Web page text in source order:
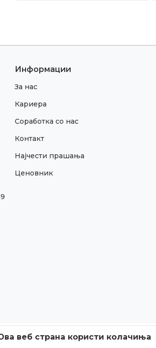
Информации
За нас
Кариера
Соработка со нас
Контакт
Најчести прашања
Ценовник
веб страна користи колачиња